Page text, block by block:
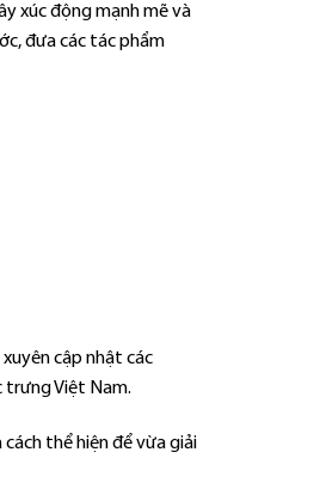
xúc động mạnh mẽ và
đưa các tác phẩm
cập nhật các
trưng Việt Nam.
thể hiện để vừa giải